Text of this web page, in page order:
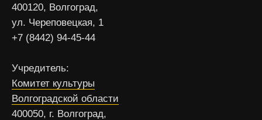
400120, Волгоград,
ул. Череповецкая, 1
+7 (8442) 94-45-44
Учредитель:
Комитет культуры
Волгоградской области
400050, г. Волгоград,